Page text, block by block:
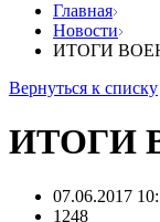
Главная
Новости
ИТОГИ
Вернуться к списку
ИТОГИ
07.06.2017
1248